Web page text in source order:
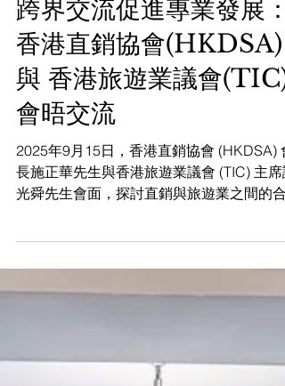
2025年10月13日
跨界交流促進專業發展：
香港直銷協會(HKDSA)
與 香港旅遊業議會(TIC)
會晤交流
光舜先生會面，探討直銷與旅遊業之間的合
機會。雙方就促進跨界專業發展、加強業界
期待與TIC及其他業界夥伴持續合作，共同推